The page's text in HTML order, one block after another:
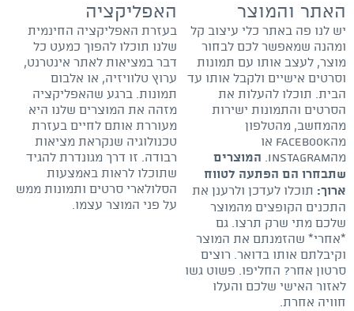
האתר והמוצר
יש לנו פה באתר כלי עיצוב קל
ומהנה שמאפשר לכם לבחור
מוצר, לעצב אותו עם תמונות
וסרטים אישיים ולקבל אותו עד
הבית. תוכלו להעלות את
הסרטים והתמונות ישירות
מהמחשב, מהטלפון
מהfacebook או
מהInstagram.
המוצרים
שתבחרו הם הפתעה לטווח
ארוך: תוכלו לעדכן ולרענן את
התכנים הקופצים מהמוצר
שלכם מתי שרק תרצו. גם
*אחרי* שהזמנתם את המוצר
וקיבלתם אותו בדואר. רוצים
סרטון אחר? החליפו. פשוט גשו
לאזור האישי שלכם והעלו
חוויה אחרת.
האפליקציה
בעזרת האפליקציה החינמית
שלנו תוכלו להפוך כמעט כל
דבר במציאות לאתר אינטרנט,
ערוץ טלוויזיה, או אלבום
תמונות. ברגע שהאפליקציה
מזהה את המוצרים שלנו היא
מעוררת אותם לחיים בעזרת
טכנולוגיה שנקראת מציאות
רבודה. זו דרך מגונדרת להגיד
שתוכלו לראות באמצעות
הסלולארי סרטים ותמונות ממש
על פני המוצר עצמו.